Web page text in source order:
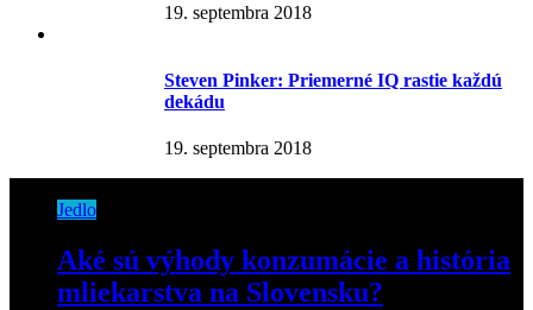
19. septembra 2018
Steven Pinker: Priemerné IQ rastie každú
dekádu
19. septembra 2018
Jedlo
Aké sú výhody konzumácie a história
mliekarstva na Slovensku?